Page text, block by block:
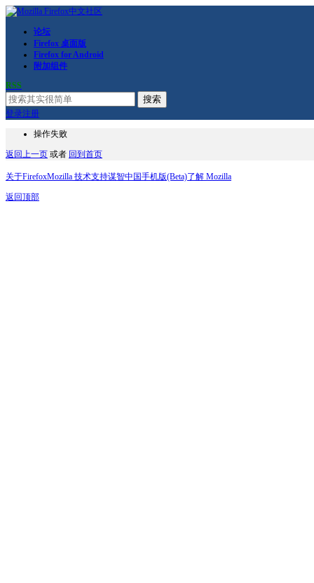
论坛
Firefox 桌面版
Firefox for Android
附加组件
RSS
搜索
登录注册
操作失败
返回上一页 或者 回到首页
关于FirefoxMozilla 技术支持谋智中国手机版(Beta)了解 Mozilla
返回顶部